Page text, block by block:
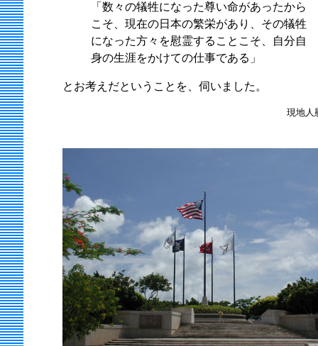
「数々の犠牲になった尊い命があったから
こそ、現在の日本の繁栄があり、その犠牲
になった方々を慰霊することこそ、自分自
身の生涯をかけての仕事である」
とお考えだということを、伺いました。
現地人